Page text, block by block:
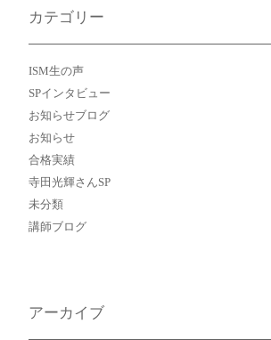
カテゴリー
ISM生の声
SPインタビュー
お知らせブログ
お知らせ
合格実績
寺田光輝さんSP
未分類
講師ブログ
アーカイブ